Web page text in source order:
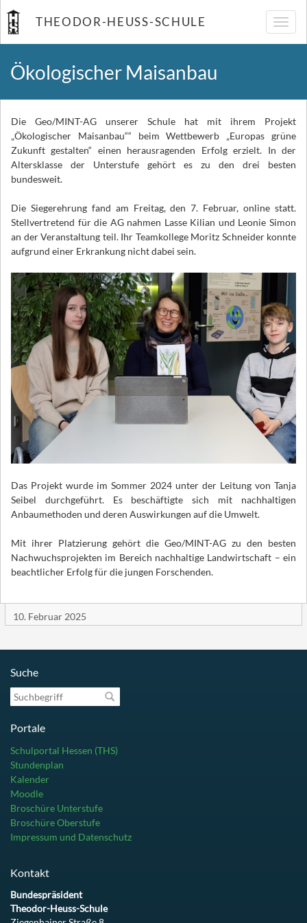
THEODOR-HEUSS-SCHULE
Ökologischer Maisanbau
Die Geo/MINT-AG unserer Schule hat mit ihrem Projekt
„Ökologischer Maisanbau““ beim Wettbewerb „Europas grüne
Zukunft gestalten“ einen herausragenden Erfolg erzielt. In der
Altersklasse der Unterstufe gehört es zu den drei besten
bundesweit.
Die Siegerehrung fand am Freitag, den 7. Februar, online statt.
Stellvertretend für die AG nahmen Lasse Kilian und Leonie Simon
an der Veranstaltung teil. Ihr Teamkollege Moritz Schneider konnte
aufgrund einer Erkrankung nicht dabei sein.
Das Projekt wurde im Sommer 2024 unter der Leitung von Tanja
Seibel durchgeführt. Es beschäftigte sich mit nachhaltigen
Anbaumethoden und deren Auswirkungen auf die Umwelt.
Mit ihrer Platzierung gehört die Geo/MINT-AG zu den besten
Nachwuchsprojekten im Bereich nachhaltige Landwirtschaft – ein
beachtlicher Erfolg für die jungen Forschenden.
10. Februar 2025
Suche
Suchbegriff
Portale
Schulportal Hessen (THS)
Stundenplan
Kalender
Moodle
Broschüre Unterstufe
Broschüre Oberstufe
Impressum und Datenschutz
Kontakt
Bundespräsident
Theodor-Heuss-Schule